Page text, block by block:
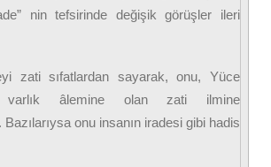
nin tefsirinde değişik görüşler ileri
zati sıfatlardan sayarak, onu, Yüce
varlık âlemine olan zati ilmine
Bazılarıysa onu insanın iradesi gibi hadis